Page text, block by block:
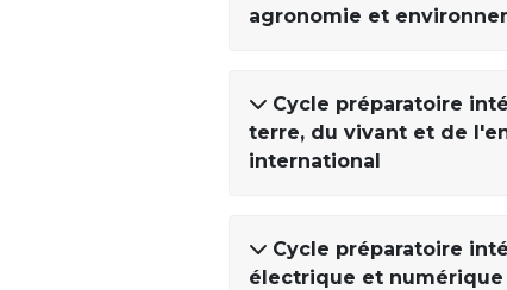
agronomie et
Cycle préparatoire
terre, du vivant et de
international
Cycle préparatoire
électrique et numérique